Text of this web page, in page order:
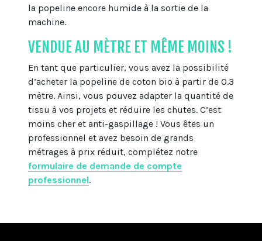
la popeline encore humide à la sortie de la
machine.
VENDUE AU MÈTRE ET MÊME MOINS !
En tant que particulier, vous avez la possibilité
d’acheter la popeline de coton bio à partir de 0.3
mètre. Ainsi, vous pouvez adapter la quantité de
tissu à vos projets et réduire les chutes. C’est
moins cher et anti-gaspillage ! Vous êtes un
professionnel et avez besoin de grands
métrages à prix réduit, complétez notre
formulaire de demande de compte
professionnel.